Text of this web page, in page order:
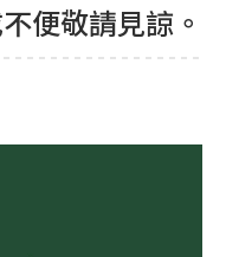
便敬請見諒。